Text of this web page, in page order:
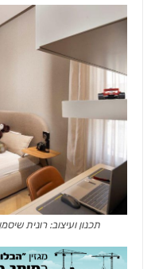
תכנון ועיצוב: רונית